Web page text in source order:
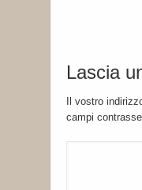
Lascia
Il vostro
campi